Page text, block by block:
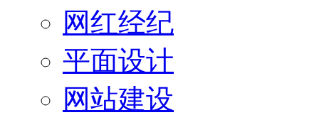
网红经纪
平面设计
网站建设